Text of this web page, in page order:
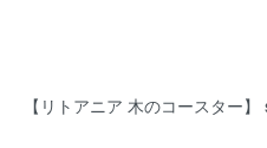
【リトアニア 木のコースター